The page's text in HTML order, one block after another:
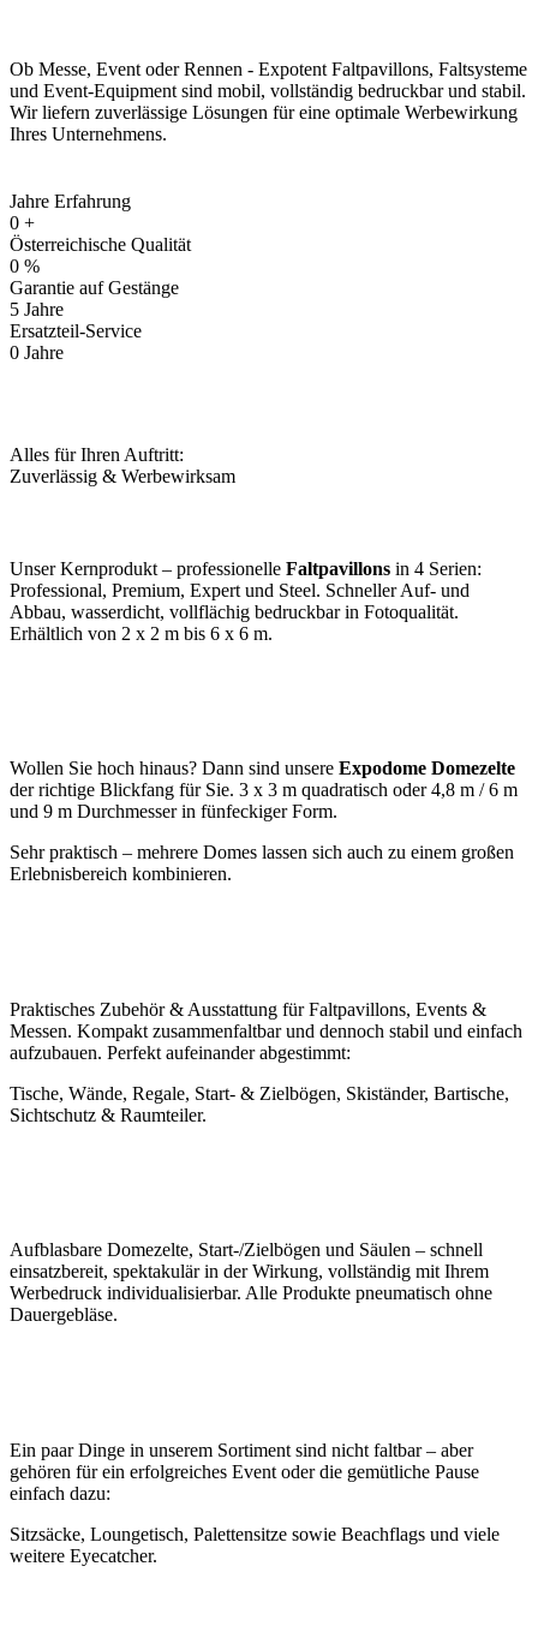
Ob Messe, Event oder Rennen - Expotent Faltpavillons, Faltsysteme
und Event-Equipment sind mobil, vollständig bedruckbar und stabil.
Wir liefern zuverlässige Lösungen für eine optimale Werbewirkung
Ihres Unternehmens.
Jahre Erfahrung
0 +
Österreichische Qualität
0 %
Garantie auf Gestänge
5 Jahre
Ersatzteil-Service
0 Jahre
Alles für Ihren Auftritt:
Zuverlässig & Werbewirksam
Unser Kernprodukt – professionelle Faltpavillons in 4 Serien:
Professional, Premium, Expert und Steel. Schneller Auf- und
Abbau, wasserdicht, vollflächig bedruckbar in Fotoqualität.
Erhältlich von 2 x 2 m bis 6 x 6 m.
Wollen Sie hoch hinaus? Dann sind unsere Expodome Domezelte
der richtige Blickfang für Sie. 3 x 3 m quadratisch oder 4,8 m / 6 m
und 9 m Durchmesser in fünfeckiger Form.
Sehr praktisch – mehrere Domes lassen sich auch zu einem großen
Erlebnisbereich kombinieren.
Praktisches Zubehör & Ausstattung für Faltpavillons, Events &
Messen. Kompakt zusammenfaltbar und dennoch stabil und einfach
aufzubauen. Perfekt aufeinander abgestimmt:
Tische, Wände, Regale, Start- & Zielbögen, Skiständer, Bartische,
Sichtschutz & Raumteiler.
Aufblasbare Domezelte, Start-/Zielbögen und Säulen – schnell
einsatzbereit, spektakulär in der Wirkung, vollständig mit Ihrem
Werbedruck individualisierbar. Alle Produkte pneumatisch ohne
Dauergebläse.
Ein paar Dinge in unserem Sortiment sind nicht faltbar – aber
gehören für ein erfolgreiches Event oder die gemütliche Pause
einfach dazu:
Sitzsäcke, Loungetisch, Palettensitze sowie Beachflags und viele
weitere Eyecatcher.